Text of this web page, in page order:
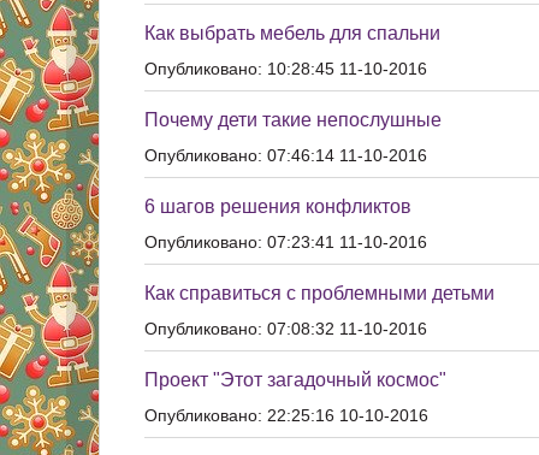
Как выбрать мебель для спальни
Опубликовано: 10:28:45 11-10-2016
Почему дети такие непослушные
Опубликовано: 07:46:14 11-10-2016
6 шагов решения конфликтов
Опубликовано: 07:23:41 11-10-2016
Как справиться с проблемными детьми
Опубликовано: 07:08:32 11-10-2016
Проект "Этот загадочный космос"
Опубликовано: 22:25:16 10-10-2016